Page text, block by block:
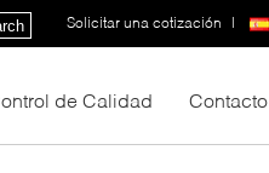
Solicitar una cotización |
de Calidad Contacto